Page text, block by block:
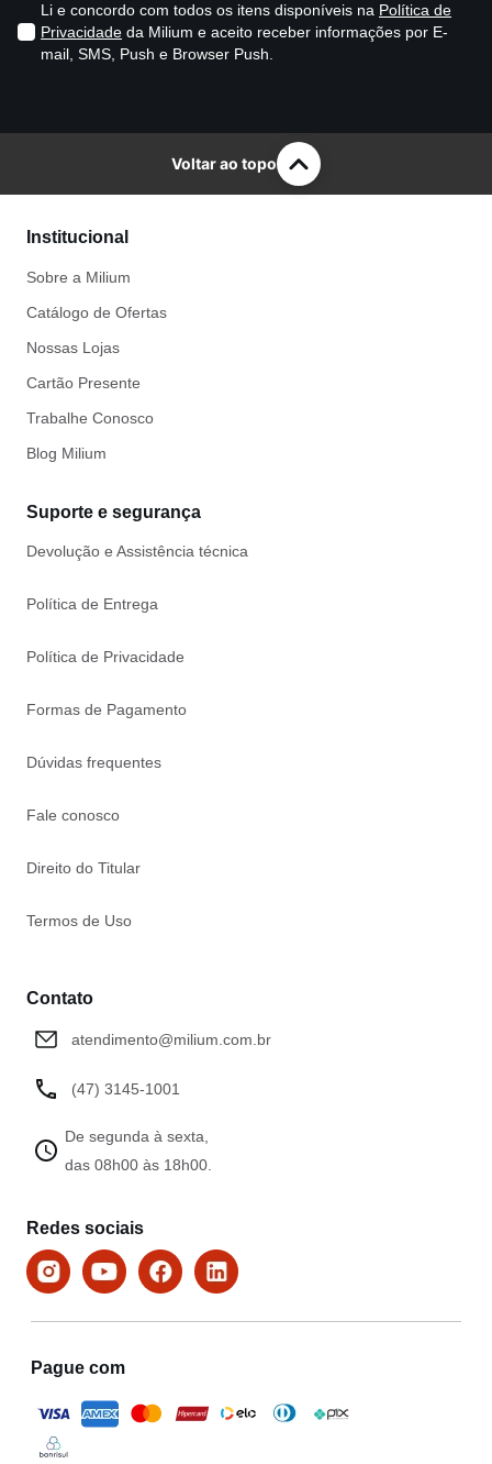
Li e concordo com todos os itens disponíveis na Política de
Privacidade da Milium e aceito receber informações por E-
mail, SMS, Push e Browser Push.
Voltar ao topo
Institucional
Sobre a Milium
Catálogo de Ofertas
Nossas Lojas
Cartão Presente
Trabalhe Conosco
Blog Milium
Suporte e segurança
Devolução e Assistência técnica
Política de Entrega
Política de Privacidade
Formas de Pagamento
Dúvidas frequentes
Fale conosco
Direito do Titular
Termos de Uso
Contato
atendimento@milium.com.br
(47) 3145-1001
De segunda à sexta,
das 08h00 às 18h00.
Redes sociais
Pague com